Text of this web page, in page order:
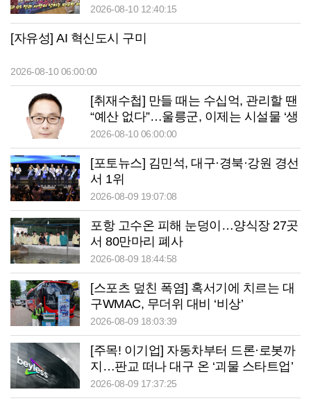
2026-08-10 12:40:15
[자유성] AI 혁신도시 구미
2026-08-10 06:00:00
[취재수첩] 만들 때는 수십억, 관리할 땐
“예산 없다”…울릉군, 이제는 시설물 ‘생
애관리’에 답해야
2026-08-10 06:00:00
[포토뉴스] 김민석, 대구·경북·강원 경선
서 1위
2026-08-09 19:07:08
포항 고수온 피해 눈덩이…양식장 27곳
서 80만마리 폐사
2026-08-09 18:44:58
[스포츠 덮친 폭염] 혹서기에 치르는 대
구WMAC, 무더위 대비 ‘비상’
2026-08-09 18:03:39
[주목! 이기업] 자동차부터 드론·로봇까
지…판교 떠나 대구 온 ‘괴물 스타트업’
2026-08-09 17:37:25